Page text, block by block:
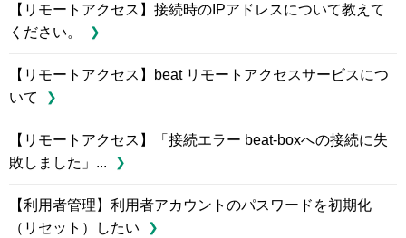
【リモートアクセス】接続時のIPアドレスについて教えて
ください。
【リモートアクセス】beat リモートアクセスサービスにつ
いて
【リモートアクセス】「接続エラー beat-boxへの接続に失
敗しました」...
【利用者管理】利用者アカウントのパスワードを初期化
（リセット）したい